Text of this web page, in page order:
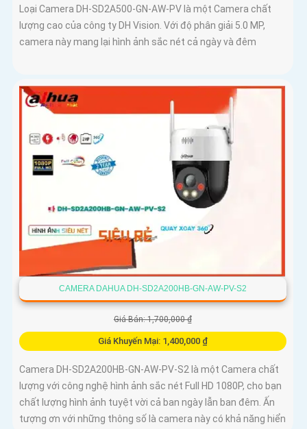
Loại Camera DH-SD2A500-GN-AW-PV là một Camera chất
lượng cao của công ty DH Vision. Với độ phân giải 5.0 MP,
camera này mang lại hình ảnh sắc nét cả ngày và đêm
CAMERA DAHUA DH-SD2A200HB-GN-AW-PV-S2
Giá Bán: 1,700,000 ₫
Giá Khuyến Mại: 1,400,000 ₫
Camera DH-SD2A200HB-GN-AW-PV-S2 là một Camera chất
lượng với công nghệ hình ảnh sắc nét Full HD 1080P, cho bạn
chất lượng hình ảnh tuyệt vời cả ban ngày lẫn ban đêm. Ấn
tượng ơn với những thông số là camera này có khả năng hiển